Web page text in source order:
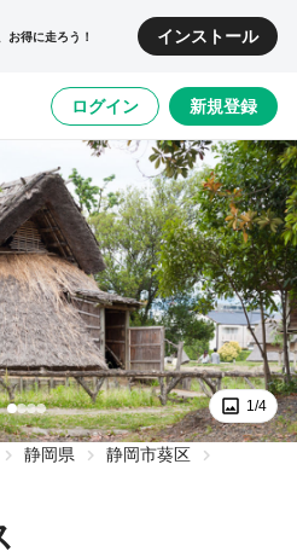
お得に走ろう！ インストール
ログイン 新規登録
1/4
静岡県
静岡市葵区